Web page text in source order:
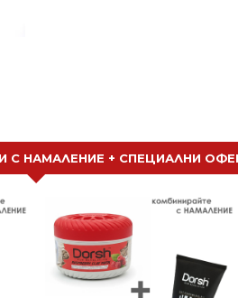
НАМАЛЕНИЕ + СПЕЦИАЛНИ